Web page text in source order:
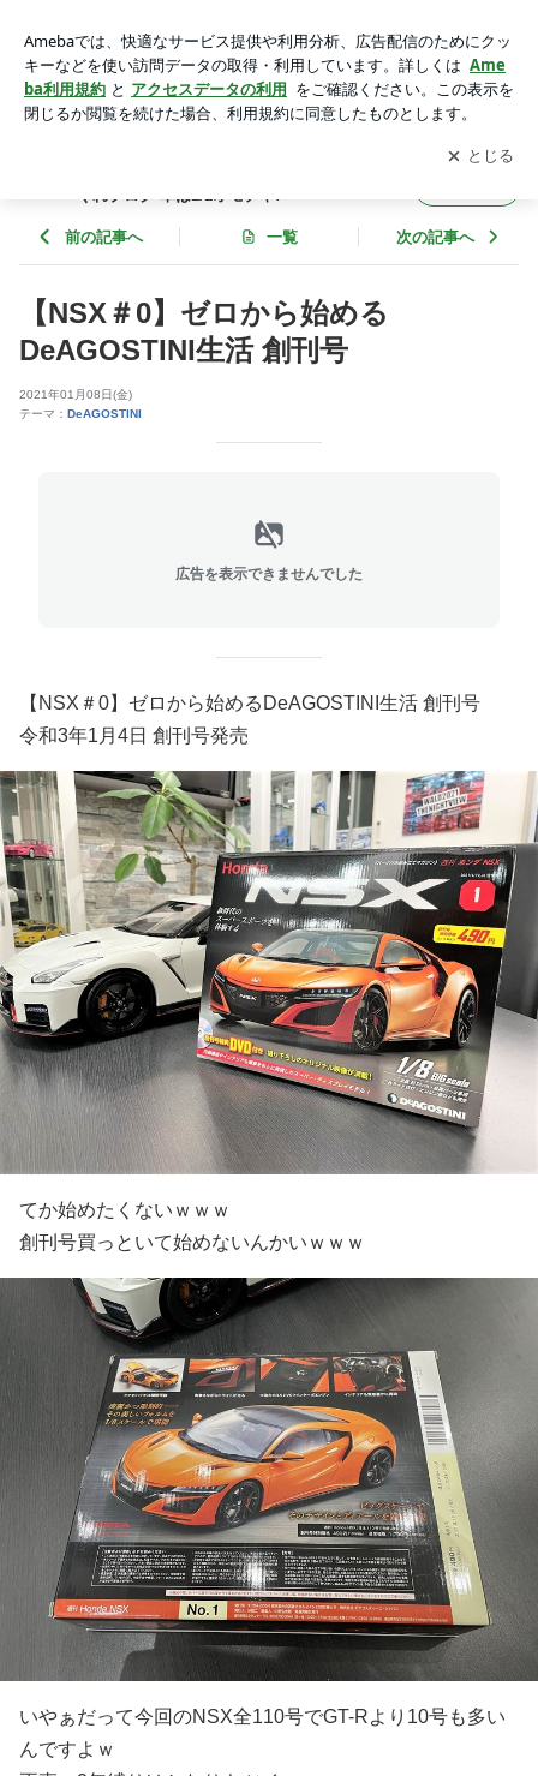
るんチャンネル】わたるるる～の気まぐれブログ 車は1/1オモ
チャ♪
アプリをダウンロードして ブログの更新通知
を受け取りまし
ょう。
開く
ぐれブログ 車は1/1オモチャ♪
前の記事へ 一覧 次の記事へ
【NSX＃0】ゼロから始める
DeAGOSTINI生活 創刊号
2021年01月08日(金)
テーマ： DeAGOSTINI
広告を表示できませんでした
【NSX＃0】ゼロから始めるDeAGOSTINI生活 創刊号
令和3年1月4日 創刊号発売
てか始めたくないｗｗｗ
創刊号買っといて始めないんかいｗｗｗ
いやぁだって今回のNSX全110号でGT-Rより10号も多い
んですよｗ